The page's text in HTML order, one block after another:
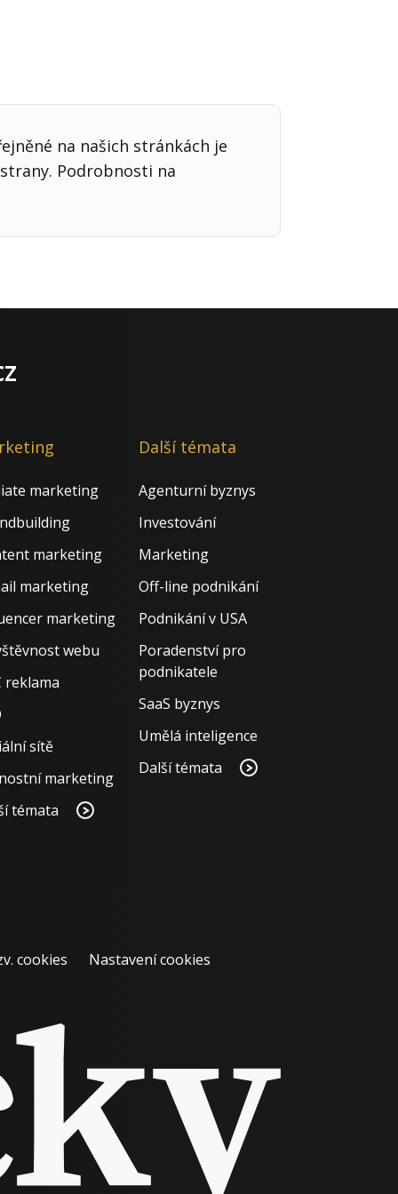
na našich stránkách je
Podrobnosti na
marketing
marketing
marketing
marketing
webu
reklama
sítě
marketing
témata
Další témata
Agenturní byznys
Investování
Marketing
Off-line podnikání
Podnikání v USA
Poradenství pro
podnikatele
SaaS byznys
Umělá inteligence
Další témata
cookies Nastavení cookies